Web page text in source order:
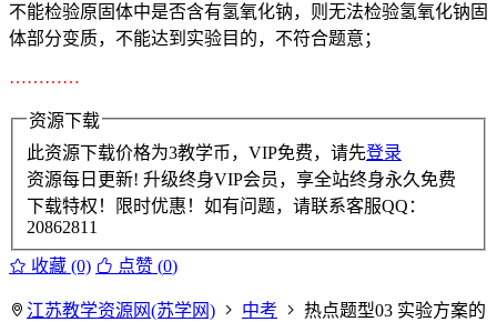
不能检验原固体中是否含有氢氧化钠，则无法检验氢氧化钠固
体部分变质，不能达到实验目的，不符合题意；
…………
资源下载
此资源下载价格为3教学币，VIP免费，请先登录
资源每日更新! 升级终身VIP会员，享全站终身永久免费
下载特权！限时优惠！如有问题，请联系客服QQ：
20862811
收藏 (0) 点赞 (0)
江苏教学资源网(苏学网) 中考
热点题型03 实验方案的